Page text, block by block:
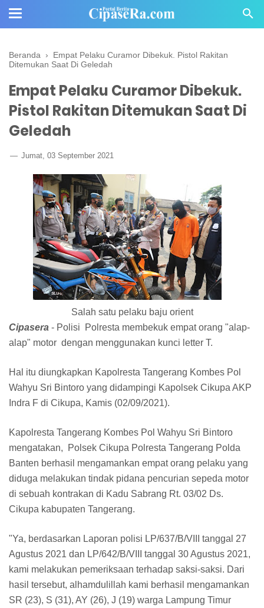
Beranda › Empat Pelaku Curamor Dibekuk. Pistol Rakitan
Ditemukan Saat Di Geledah
Empat Pelaku Curamor Dibekuk.
Pistol Rakitan Ditemukan Saat Di
Geledah
Jumat, 03 September 2021
Salah satu pelaku baju orient
Cipasera - Polisi Polresta membekuk empat orang "alap-
alap" motor dengan menggunakan kunci letter T.
Hal itu diungkapkan Kapolresta Tangerang Kombes Pol
Wahyu Sri Bintoro yang didampingi Kapolsek Cikupa AKP
Indra F di Cikupa, Kamis (02/09/2021).
Kapolresta Tangerang Kombes Pol Wahyu Sri Bintoro
mengatakan, Polsek Cikupa Polresta Tangerang Polda
Banten berhasil mengamankan empat orang pelaku yang
diduga melakukan tindak pidana pencurian sepeda motor
di sebuah kontrakan di Kadu Sabrang Rt. 03/02 Ds.
Cikupa kabupaten Tangerang.
"Ya, berdasarkan Laporan polisi LP/637/B/VIII tanggal 27
Agustus 2021 dan LP/642/B/VIII tanggal 30 Agustus 2021,
kami melakukan pemeriksaan terhadap saksi-saksi. Dari
hasil tersebut, alhamdulillah kami berhasil mengamankan
SR (23), S (31), AY (26), J (19) warga Lampung Timur